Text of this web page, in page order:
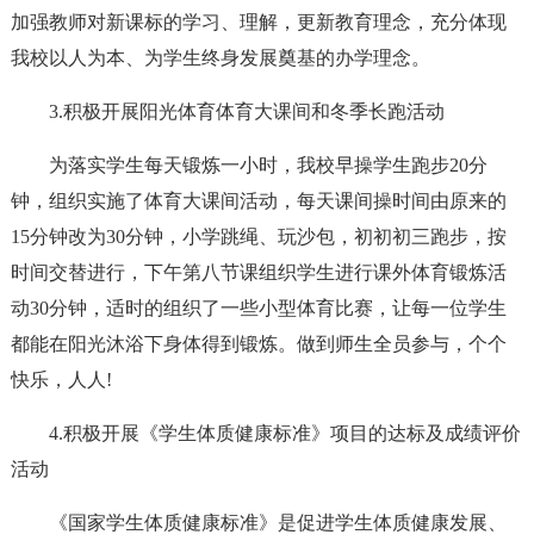
加强教师对新课标的学习、理解，更新教育理念，充分体现
我校以人为本、为学生终身发展奠基的办学理念。
3.积极开展阳光体育体育大课间和冬季长跑活动
为落实学生每天锻炼一小时，我校早操学生跑步20分
钟，组织实施了体育大课间活动，每天课间操时间由原来的
15分钟改为30分钟，小学跳绳、玩沙包，初初初三跑步，按
时间交替进行，下午第八节课组织学生进行课外体育锻炼活
动30分钟，适时的组织了一些小型体育比赛，让每一位学生
都能在阳光沐浴下身体得到锻炼。做到师生全员参与，个个
快乐，人人!
4.积极开展《学生体质健康标准》项目的达标及成绩评价
活动
《国家学生体质健康标准》是促进学生体质健康发展、